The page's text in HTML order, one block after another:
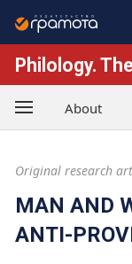
Philology.
About
Original research
MAN AND
ANTI-